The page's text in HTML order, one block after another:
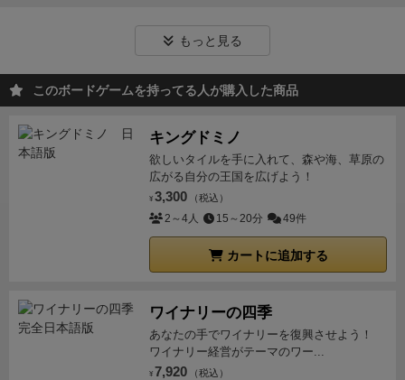
もっと見る
このボードゲームを持ってる人が購入した商品
キングドミノ
欲しいタイルを手に入れて、森や海、草原の
広がる自分の王国を広げよう！
¥ 3,300 （税込）
2～4人 15～20分 49件
カートに追加する
ワイナリーの四季
あなたの手でワイナリーを復興させよう！
ワイナリー経営がテーマのワー...
¥ 7,920 （税込）